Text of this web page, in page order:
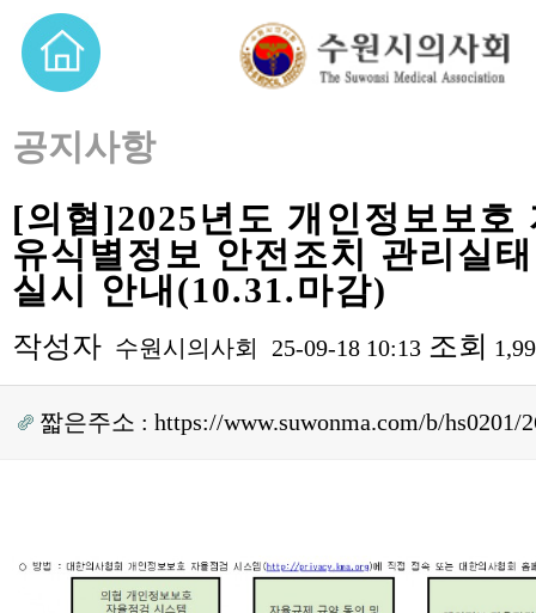
공지사항
[의협]2025년도 개인정보보호
유식별정보 안전조치 관리실
실시 안내(10.31.마감)
작성자 수원시의사회 25-09-18 10:13 조회
짧은주소 : https://www.suwonma.com/b/hs0201/
본문